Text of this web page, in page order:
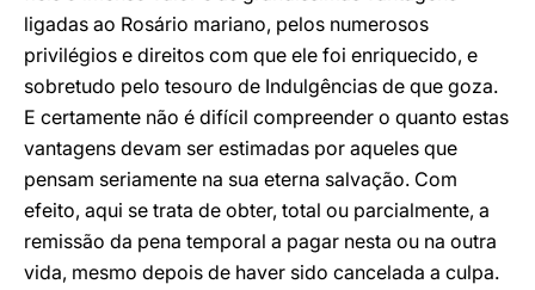
ligadas ao Rosário mariano, pelos numerosos
privilégios e direitos com que ele foi enriquecido, e
sobretudo pelo tesouro de Indulgências de que goza.
E certamente não é difícil compreender o quanto estas
vantagens devam ser estimadas por aqueles que
pensam seriamente na sua eterna salvação. Com
efeito, aqui se trata de obter, total ou parcialmente, a
remissão da pena temporal a pagar nesta ou na outra
vida, mesmo depois de haver sido cancelada a culpa.